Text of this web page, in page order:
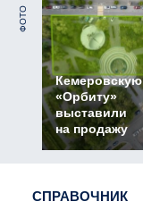
ФОТО
Кемеровскую
«Орбиту»
выставили
на продажу
СПРАВОЧНИК